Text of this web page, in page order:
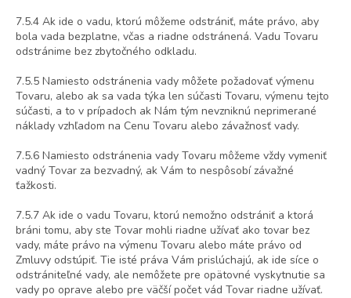
7.5.4 Ak ide o vadu, ktorú môžeme odstrániť, máte právo, aby
bola vada bezplatne, včas a riadne odstránená. Vadu Tovaru
odstránime bez zbytočného odkladu.
7.5.5 Namiesto odstránenia vady môžete požadovať výmenu
Tovaru, alebo ak sa vada týka len súčasti Tovaru, výmenu tejto
súčasti, a to v prípadoch ak Nám tým nevzniknú neprimerané
náklady vzhľadom na Cenu Tovaru alebo závažnosť vady.
7.5.6 Namiesto odstránenia vady Tovaru môžeme vždy vymeniť
vadný Tovar za bezvadný, ak Vám to nespôsobí závažné
ťažkosti.
7.5.7 Ak ide o vadu Tovaru, ktorú nemožno odstrániť a ktorá
bráni tomu, aby ste Tovar mohli riadne užívať ako tovar bez
vady, máte právo na výmenu Tovaru alebo máte právo od
Zmluvy odstúpiť. Tie isté práva Vám prislúchajú, ak ide síce o
odstrániteľné vady, ale nemôžete pre opätovné vyskytnutie sa
vady po oprave alebo pre väčší počet vád Tovar riadne užívať.